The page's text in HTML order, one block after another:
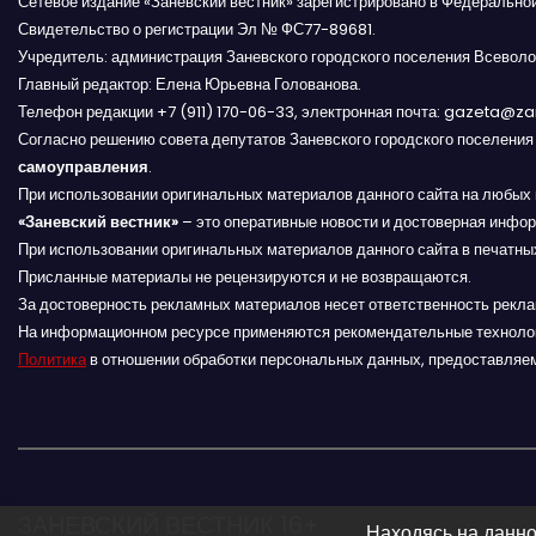
с
я
м
Свидетельство о регистрации Эл № ФС77-89681.
Учредитель: администрация Заневского городского поселения
Главный редактор: Елена Юрьевна Голованова.
Телефон редакции +7 (911) 170-06-33, электронная почта:
Согласно решению совета депутатов Заневского городского поселения
самоуправления.
При использовании оригинальных материалов данного сайта на
«Заневский вестник» – это оперативные новости и достоверная
При использовании оригинальных материалов данного сайта в
Присланные материалы не рецензируются и не возвращаются.
За достоверность рекламных материалов несет ответственность
На информационном ресурсе применяются рекомендательные
Политикав отношении обработки персональных данных,